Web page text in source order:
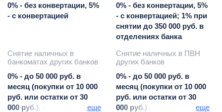
0% - без конвертации, 5%
- с конвертацией
0% - без конвертации, 5%
- с конвертацией; 1% при
снятии до 350 000 руб. в
отделениях банка
Снятие наличных в
банкоматах других банков
0% - до 50 000 руб. в
месяц (покупки от 10 000
руб. или остатки от 30
000 руб.), свыше - 1,99%еще
Снятие наличных в ПВН
других банков
0% - до 50 000 руб. в
месяц (покупки от 10 000
руб. или остатки от 30
000 руб.) , свыше - 1,99%
еще